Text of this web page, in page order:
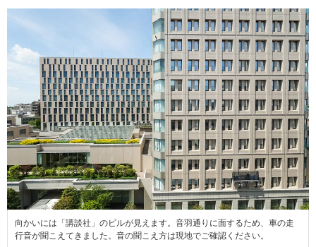
向かいには「講談社」のビルが見えます。音羽通りに面するため、車の走
行音が聞こえてきました。音の聞こえ方は現地でご確認ください。